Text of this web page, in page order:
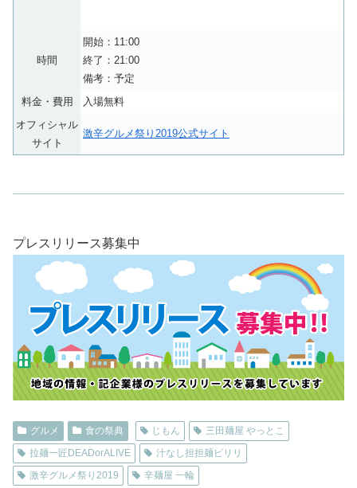
時間
開始：11:00
終了：21:00
備考：予定
料金・費用
入場無料
オフィシャル
サイト
激辛グルメ祭り2019公式サイト
プレスリリース募集中
グルメ 食の祭典 じもん
三田麺屋 やっとこ
拉麺一匠DEADorALIVE
汁なし担担麺ピリリ
激辛グルメ祭り2019
辛麺屋 一輪